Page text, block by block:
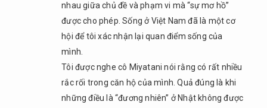
nhau giữa chủ đề và phạm vi mà “sự mơ hồ”
được cho phép. Sống ở Việt Nam đã là một cơ
hội để tôi xác nhận lại quan điểm sống của
mình.
Tôi được nghe cô Miyatani nói rằng có rất nhiều
rắc rối trong căn hộ của mình. Quả đúng là khi
những điều là “đương nhiên” ở Nhật không được